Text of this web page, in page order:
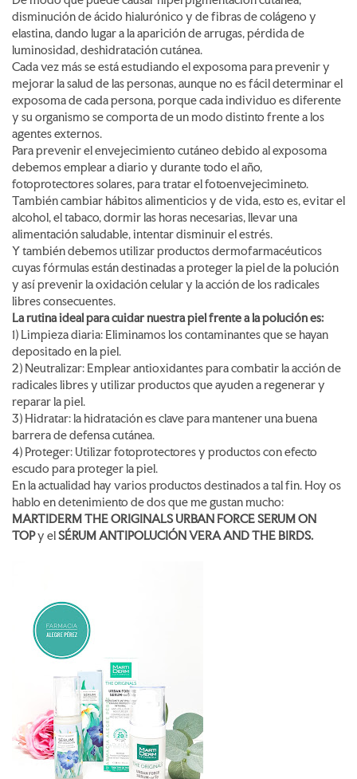
disminución de ácido hialurónico y de fibras de colágeno y
elastina, dando lugar a la aparición de arrugas, pérdida de
luminosidad, deshidratación cutánea.
Cada vez más se está estudiando el exposoma para prevenir y
mejorar la salud de las personas, aunque no es fácil determinar el
exposoma de cada persona, porque cada individuo es diferente
y su organismo se comporta de un modo distinto frente a los
agentes externos.
Para prevenir el envejecimiento cutáneo debido al exposoma
debemos emplear a diario y durante todo el año,
fotoprotectores solares, para tratar el fotoenvejecimineto.
También cambiar hábitos alimenticios y de vida, esto es, evitar el
alcohol, el tabaco, dormir las horas necesarias, llevar una
alimentación saludable, intentar disminuir el estrés.
Y también debemos utilizar productos dermofarmacéuticos
cuyas fórmulas están destinadas a proteger la piel de la polución
y así prevenir la oxidación celular y la acción de los radicales
libres consecuentes.
La rutina ideal para cuidar nuestra piel frente a la polución es:
1) Limpieza diaria: Eliminamos los contaminantes que se hayan
depositado en la piel.
2) Neutralizar: Emplear antioxidantes para combatir la acción de
radicales libres y utilizar productos que ayuden a regenerar y
reparar la piel.
3) Hidratar: la hidratación es clave para mantener una buena
barrera de defensa cutánea.
4) Proteger: Utilizar fotoprotectores y productos con efecto
escudo para proteger la piel.
En la actualidad hay varios productos destinados a tal fin. Hoy os
hablo en detenimiento de dos que me gustan mucho:
MARTIDERM THE ORIGINALS URBAN FORCE SERUM ON
TOPy elSÉRUM ANTIPOLUCIÓN VERA AND THE BIRDS.